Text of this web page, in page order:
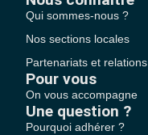
Qui sommes-nous ?
Nos sections locales
Partenariats et relations
Pour vous
On vous accompagne
Une question ?
Pourquoi adhérer ?